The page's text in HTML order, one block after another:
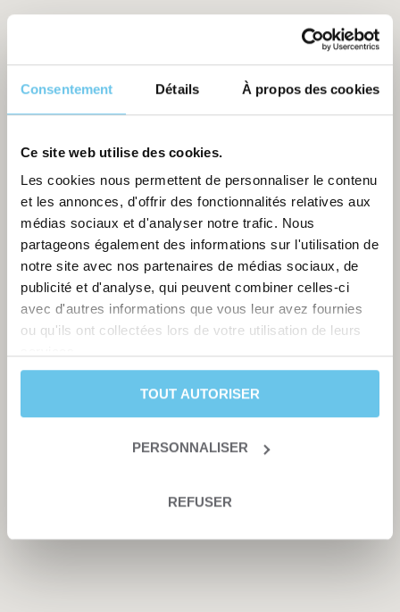
Consentement Détails À propos des cookies
Ce site web utilise des cookies.
Les cookies nous permettent de personnaliser le contenu
et les annonces, d'offrir des fonctionnalités relatives aux
médias sociaux et d'analyser notre trafic. Nous
partageons également des informations sur l'utilisation de
notre site avec nos partenaires de médias sociaux, de
publicité et d'analyse, qui peuvent combiner celles-ci
avec d'autres informations que vous leur avez fournies
ou qu'ils ont collectées lors de votre utilisation de leurs
TOUT AUTORISER
PERSONNALISER
REFUSER